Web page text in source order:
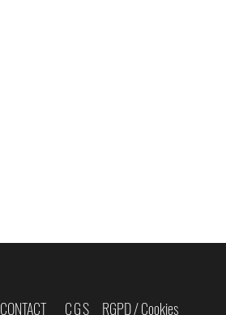
CONTACT CGS RGPD / Cookies